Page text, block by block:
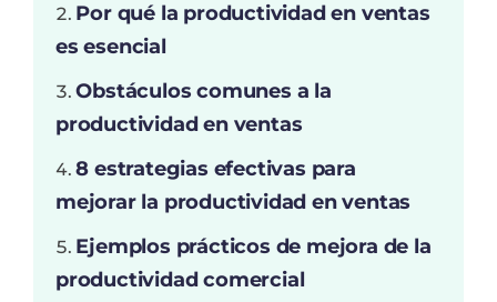
Por qué la productividad en ventas
es esencial
Obstáculos comunes a la
productividad en ventas
8 estrategias efectivas para
mejorar la productividad en ventas
Ejemplos prácticos de mejora de la
productividad comercial